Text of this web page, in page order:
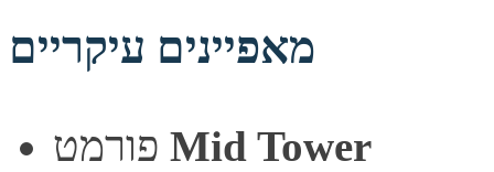
מאפיינים עיקריים
Mid Tower